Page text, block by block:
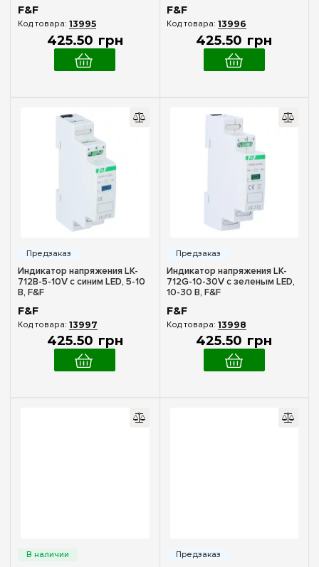
F&F
13995
425.50 грн
F&F
13996
425.50 грн
Индикатор напряжения LK-
712B-5-10V с синим LED, 5-10
В, F&F
F&F
13997
425.50 грн
Индикатор напряжения LK-
712G-10-30V с зеленым LED,
10-30 В, F&F
F&F
13998
425.50 грн